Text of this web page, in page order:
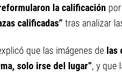
la calificación por
calificadas” tras analizar
que las imágenes de las
solo irse del lugar”, y que